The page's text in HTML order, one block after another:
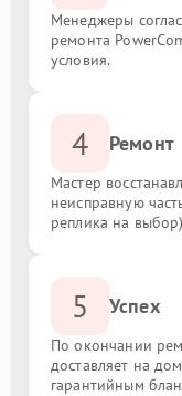
Менеджеры
ремонта
условия.
4 Ремонт
Мастер
неисправную
реплика на
5 Успех
По окончании
доставляет на
гарантийным